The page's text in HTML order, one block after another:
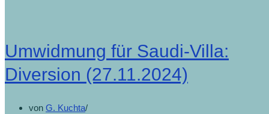
Umwidmung für Saudi-Villa:
Diversion (27.11.2024)
von G. Kuchta